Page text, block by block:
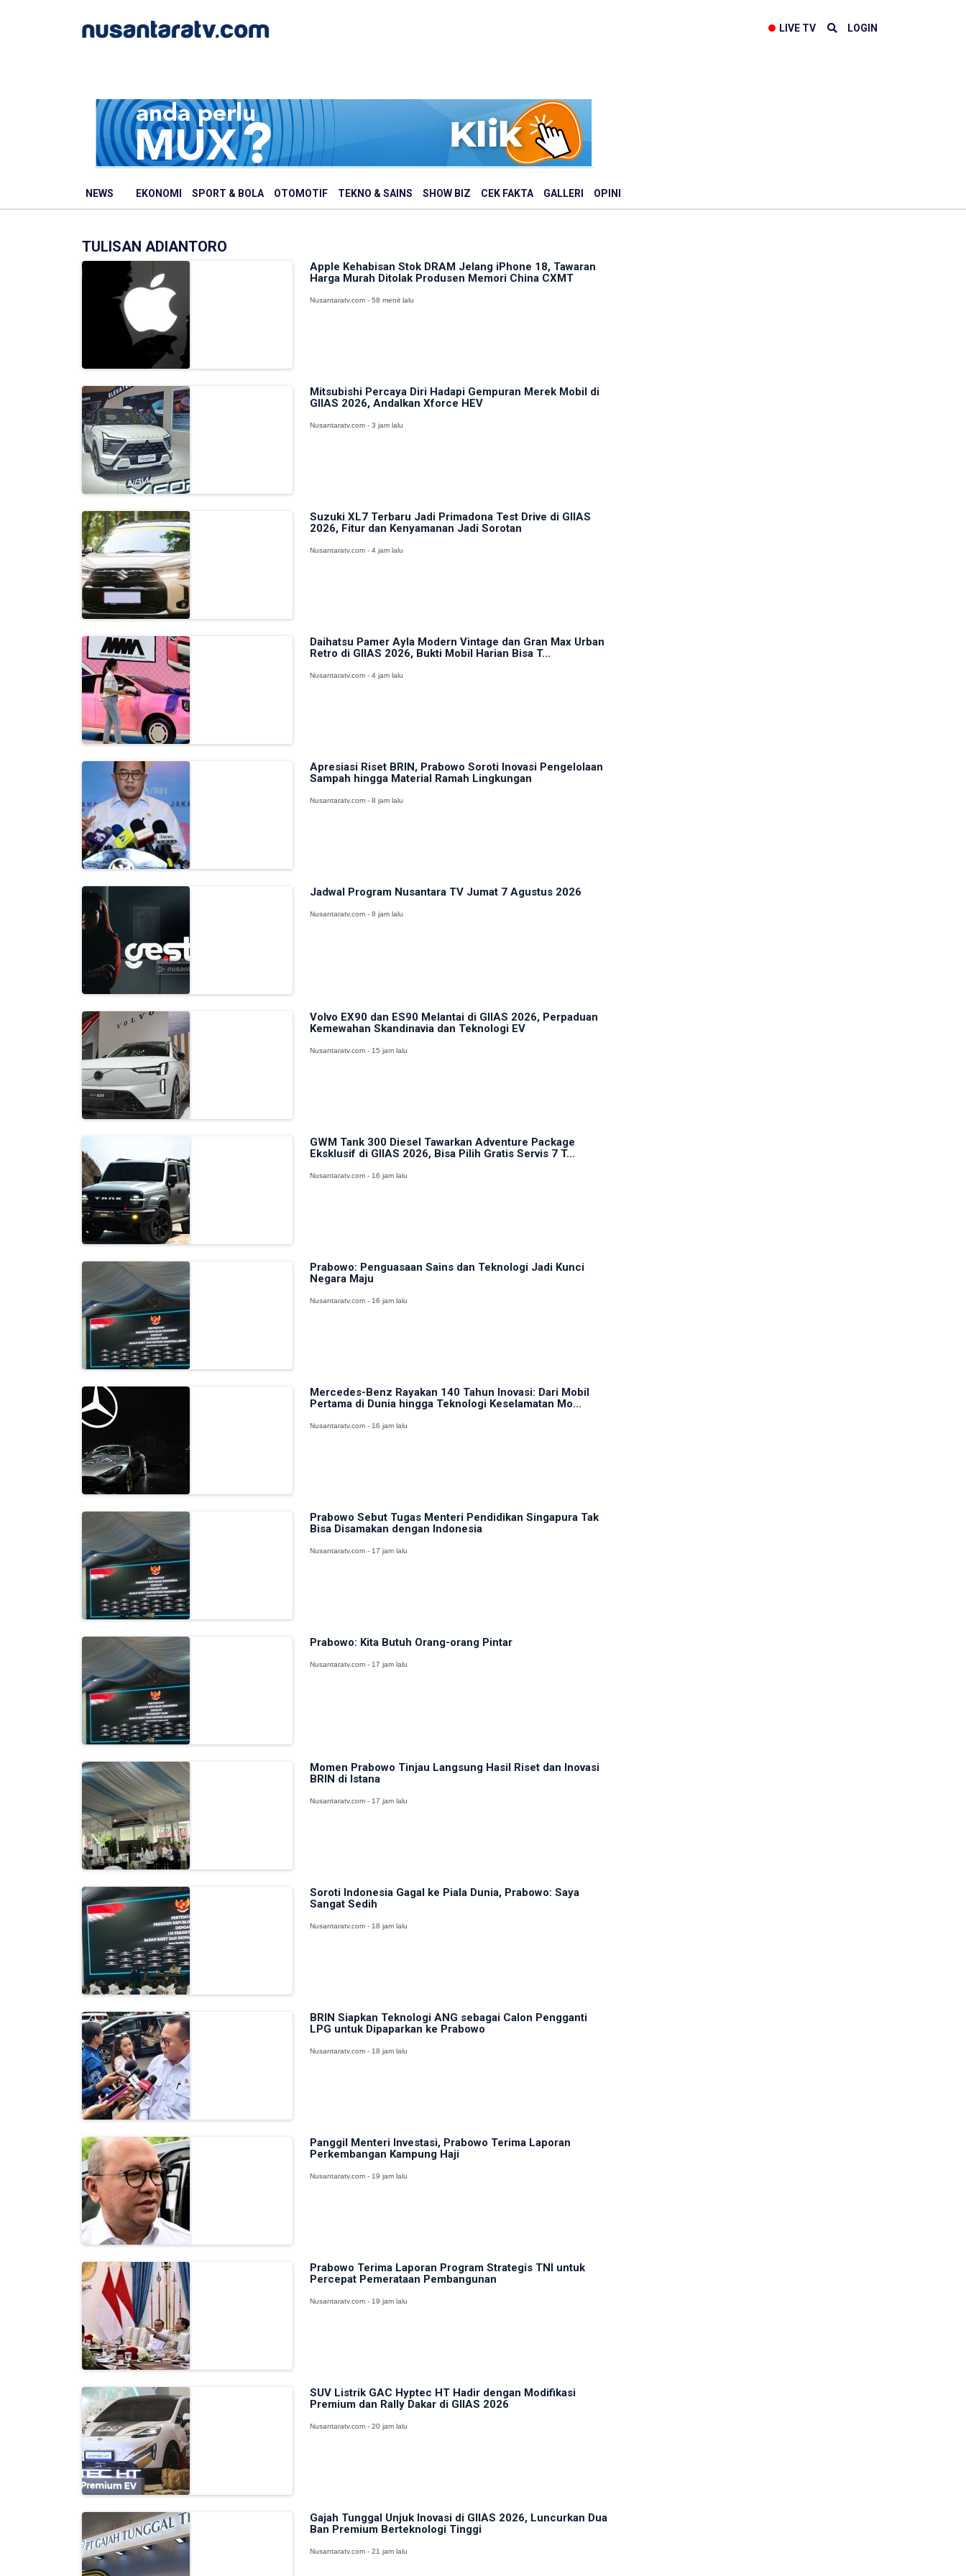
LIVE TV LOGIN
NEWS EKONOMI SPORT & BOLA OTOMOTIF TEKNO & SAINS SHOW BIZ CEK FAKTA GALLERI OPINI
TULISAN ADIANTORO
Apple Kehabisan Stok DRAM Jelang iPhone 18, Tawaran
Harga Murah Ditolak Produsen Memori China CXMT
Nusantaratv.com - 58 menit lalu
Mitsubishi Percaya Diri Hadapi Gempuran Merek Mobil di
GIIAS 2026, Andalkan Xforce HEV
Nusantaratv.com - 3 jam lalu
Suzuki XL7 Terbaru Jadi Primadona Test Drive di GIIAS
2026, Fitur dan Kenyamanan Jadi Sorotan
Nusantaratv.com - 4 jam lalu
Daihatsu Pamer Ayla Modern Vintage dan Gran Max Urban
Retro di GIIAS 2026, Bukti Mobil Harian Bisa T...
Nusantaratv.com - 4 jam lalu
Apresiasi Riset BRIN, Prabowo Soroti Inovasi Pengelolaan
Sampah hingga Material Ramah Lingkungan
Nusantaratv.com - 8 jam lalu
Jadwal Program Nusantara TV Jumat 7 Agustus 2026
Nusantaratv.com - 8 jam lalu
Volvo EX90 dan ES90 Melantai di GIIAS 2026, Perpaduan
Kemewahan Skandinavia dan Teknologi EV
Nusantaratv.com - 15 jam lalu
GWM Tank 300 Diesel Tawarkan Adventure Package
Eksklusif di GIIAS 2026, Bisa Pilih Gratis Servis 7 T...
Nusantaratv.com - 16 jam lalu
Prabowo: Penguasaan Sains dan Teknologi Jadi Kunci
Negara Maju
Nusantaratv.com - 16 jam lalu
Mercedes-Benz Rayakan 140 Tahun Inovasi: Dari Mobil
Pertama di Dunia hingga Teknologi Keselamatan Mo...
Nusantaratv.com - 16 jam lalu
Prabowo Sebut Tugas Menteri Pendidikan Singapura Tak
Bisa Disamakan dengan Indonesia
Nusantaratv.com - 17 jam lalu
Prabowo: Kita Butuh Orang-orang Pintar
Nusantaratv.com - 17 jam lalu
Momen Prabowo Tinjau Langsung Hasil Riset dan Inovasi
BRIN di Istana
Nusantaratv.com - 17 jam lalu
Soroti Indonesia Gagal ke Piala Dunia, Prabowo: Saya
Sangat Sedih
Nusantaratv.com - 18 jam lalu
BRIN Siapkan Teknologi ANG sebagai Calon Pengganti
LPG untuk Dipaparkan ke Prabowo
Nusantaratv.com - 18 jam lalu
Panggil Menteri Investasi, Prabowo Terima Laporan
Perkembangan Kampung Haji
Nusantaratv.com - 19 jam lalu
Prabowo Terima Laporan Program Strategis TNI untuk
Percepat Pemerataan Pembangunan
Nusantaratv.com - 19 jam lalu
SUV Listrik GAC Hyptec HT Hadir dengan Modifikasi
Premium dan Rally Dakar di GIIAS 2026
Nusantaratv.com - 20 jam lalu
Gajah Tunggal Unjuk Inovasi di GIIAS 2026, Luncurkan Dua
Ban Premium Berteknologi Tinggi
Nusantaratv.com - 21 jam lalu